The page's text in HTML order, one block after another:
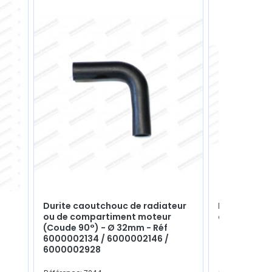
Durite caoutchouc de radiateur
ou de compartiment moteur
(Coude 90°) - Ø 32mm - Réf
6000002134 / 6000002146 /
6000002928
Pompe à
avec le